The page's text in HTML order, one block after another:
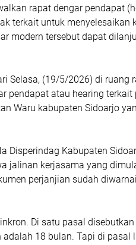
rapat dengar pendapat
terkait untuk menyelesaikan
modern tersebut dapat
Selasa, (19/5/2026) di ruang
pendapat atau hearing
Waru kabupaten Sidoarjo
Disperindag Kabupaten
jalinan kerjasama yang
perjanjian sudah
Di satu pasal
18 bulan. Tapi di pasal